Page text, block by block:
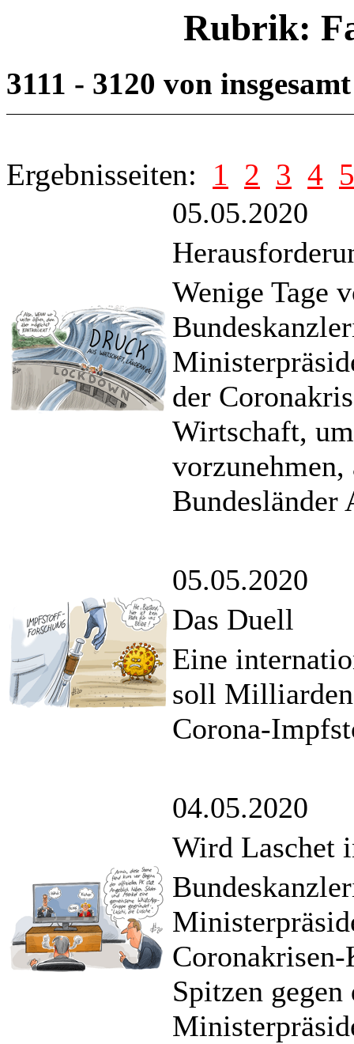
Rubrik:
3111 - 3120 von
Ergebnisseiten: 1 2 3 4 5
05.05.2020
Wenige Tage
der
Wirtschaft,
vorzunehmen,
Bundesländer
05.05.2020
Das Duell
Eine
soll
Corona-
04.05.2020
Wird Laschet
Spitzen